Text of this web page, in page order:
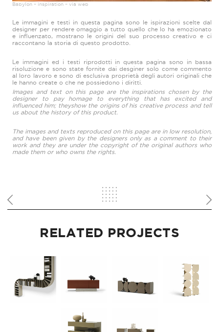
Babylon – inspiration – via web
Le immagini e testi in questa pagina sono le ispirazioni scelte dal
designer per rendere omaggio a tutto quello che lo ha emozionato
e influenzato, mostrano le origini del suo processo creativo e ci
raccontano la storia di questo prodotto.
Le immagini ed i testi riprodotti in questa pagina sono in bassa
risoluzione e sono state fornite dai desginer solo come commento
al loro lavoro e sono di esclusiva proprietà degli autori originali che
le hanno create o che ne possiedono i diritti.
Images and text on this page are the inspirations chosen by the
designer to pay homage to everything that has excited and
influenced him; theyshow the origins of his creative process and tell
us about the history of this product.
The images and texts reproduced on this page are in low resolution,
and have been given by the designers only as a comment to their
work and they are under the copyright of the original authors who
made them or who owns the rights.
RELATED PROJECTS